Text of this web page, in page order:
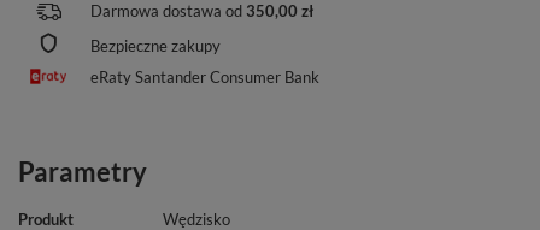
Darmowa dostawa od 350,00 zł
Bezpieczne zakupy
eRaty Santander Consumer Bank
Parametry
Produkt Wędzisko